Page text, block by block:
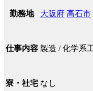
勤務地 大阪府 高石市
仕事内容 製造 / 化学系
寮・社宅 なし